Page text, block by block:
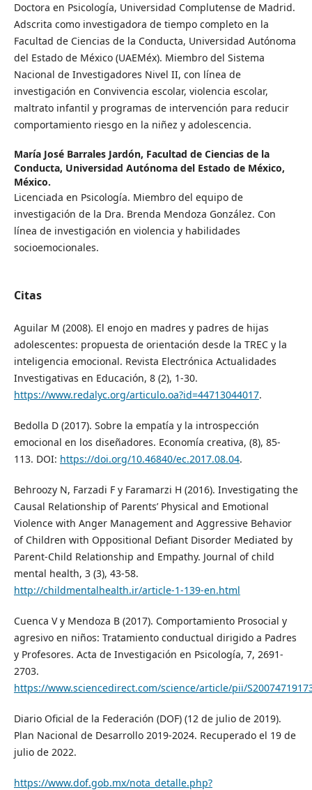
Doctora en Psicología, Universidad Complutense de Madrid.
Adscrita como investigadora de tiempo completo en la
Facultad de Ciencias de la Conducta, Universidad Autónoma
del Estado de México (UAEMéx). Miembro del Sistema
Nacional de Investigadores Nivel II, con línea de
investigación en Convivencia escolar, violencia escolar,
maltrato infantil y programas de intervención para reducir
comportamiento riesgo en la niñez y adolescencia.
María José Barrales Jardón, Facultad de Ciencias de la
Conducta, Universidad Autónoma del Estado de México,
México.
Licenciada en Psicología. Miembro del equipo de
investigación de la Dra. Brenda Mendoza González. Con
línea de investigación en violencia y habilidades
socioemocionales.
Citas
Aguilar M (2008). El enojo en madres y padres de hijas
adolescentes: propuesta de orientación desde la TREC y la
inteligencia emocional. Revista Electrónica Actualidades
Investigativas en Educación, 8 (2), 1-30.
https://www.redalyc.org/articulo.oa?id=44713044017.
Bedolla D (2017). Sobre la empatía y la introspección
emocional en los diseñadores. Economía creativa, (8), 85-
113. DOI: https://doi.org/10.46840/ec.2017.08.04.
Behroozy N, Farzadi F y Faramarzi H (2016). Investigating the
Causal Relationship of Parents’ Physical and Emotional
Violence with Anger Management and Aggressive Behavior
of Children with Oppositional Defiant Disorder Mediated by
Parent-Child Relationship and Empathy. Journal of child
mental health, 3 (3), 43-58.
http://childmentalhealth.ir/article-1-139-en.html
Cuenca V y Mendoza B (2017). Comportamiento Prosocial y
agresivo en niños: Tratamiento conductual dirigido a Padres
y Profesores. Acta de Investigación en Psicología, 7, 2691-
2703.
https://www.sciencedirect.com/science/article/pii/
Diario Oficial de la Federación (DOF) (12 de julio de 2019).
Plan Nacional de Desarrollo 2019-2024. Recuperado el 19 de
julio de 2022.
https://www.dof.gob.mx/nota_detalle.php?